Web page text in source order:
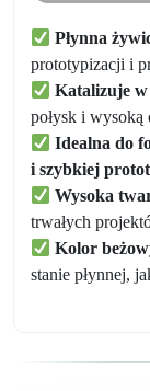
Płynna
prototypizacji i
Katalizuje
połysk i wysoką
Idealna do
i szybkiej
Wysoka
trwałych
Kolor
stanie płynnej,